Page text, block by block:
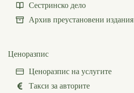
Сестринско дело
Архив преустановени издания
Ценоразпис
Ценоразпис на услугите
Такси за авторите